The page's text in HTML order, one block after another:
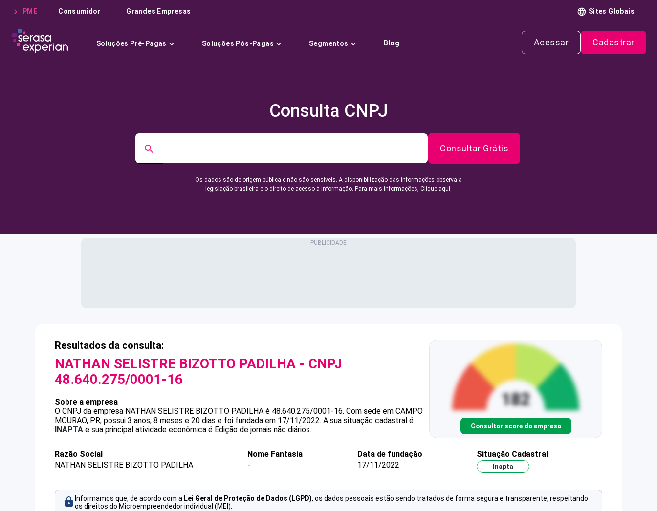
PME Consumidor Grandes Empresas Sites Globais
Soluções Pré-Pagas Soluções Pós-Pagas Segmentos Blog Acessar Cadastrar
Consulta CNPJ
Consultar Grátis
Os dados são de origem pública e não são sensíveis. A disponibilização das informações observa a
legislação brasileira e o direito de acesso à informação. Para mais informações, Clique aqui.
Resultados da consulta:
NATHAN SELISTRE BIZOTTO PADILHA - CNPJ
48.640.275/0001-16
Sobre a empresa
O CNPJ da empresa NATHAN SELISTRE BIZOTTO PADILHA é 48.640.275/0001-16. Com sede em CAMPO
MOURAO, PR, possui 3 anos, 8 meses e 20 dias e foi fundada em 17/11/2022. A sua situação cadastral é
INAPTA e sua principal atividade econômica é Edição de jornais não diários. Consultar score da empresa
Razão Social
NATHAN SELISTRE BIZOTTO PADILHA
Nome Fantasia
-
Data de fundação
17/11/2022
Situação Cadastral
Inapta
Informamos que, de acordo com a Lei Geral de Proteção de Dados (LGPD), os dados pessoais estão sendo tratados de forma segura e transparente, respeitando
os direitos do Microempreendedor individual (MEI).